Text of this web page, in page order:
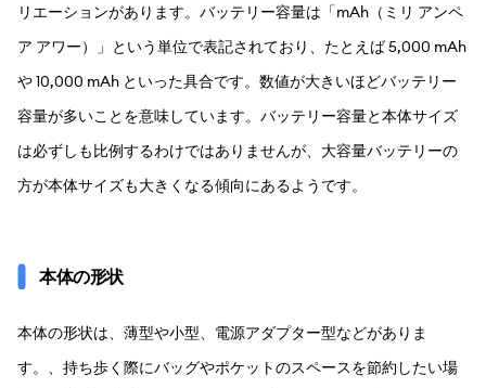
リエーションがあります。バッテリー容量は「mAh（ミリ アンペ
ア アワー）」という単位で表記されており、たとえば 5,000 mAh
や 10,000 mAh といった具合です。数値が大きいほどバッテリー
容量が多いことを意味しています。バッテリー容量と本体サイズ
は必ずしも比例するわけではありませんが、大容量バッテリーの
方が本体サイズも大きくなる傾向にあるようです。
本体の形状
本体の形状は、薄型や小型、電源アダプター型などがありま
す。、持ち歩く際にバッグやポケットのスペースを節約したい場